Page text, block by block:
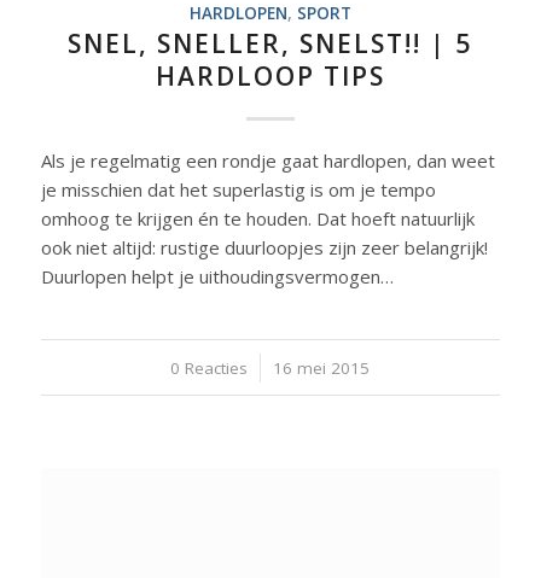
HARDLOPEN, SPORT
SNEL, SNELLER, SNELST!! | 5
HARDLOOP TIPS
Als je regelmatig een rondje gaat hardlopen, dan weet
je misschien dat het superlastig is om je tempo
omhoog te krijgen én te houden. Dat hoeft natuurlijk
ook niet altijd: rustige duurloopjes zijn zeer belangrijk!
Duurlopen helpt je uithoudingsvermogen…
0 Reacties
/ 16 mei 2015